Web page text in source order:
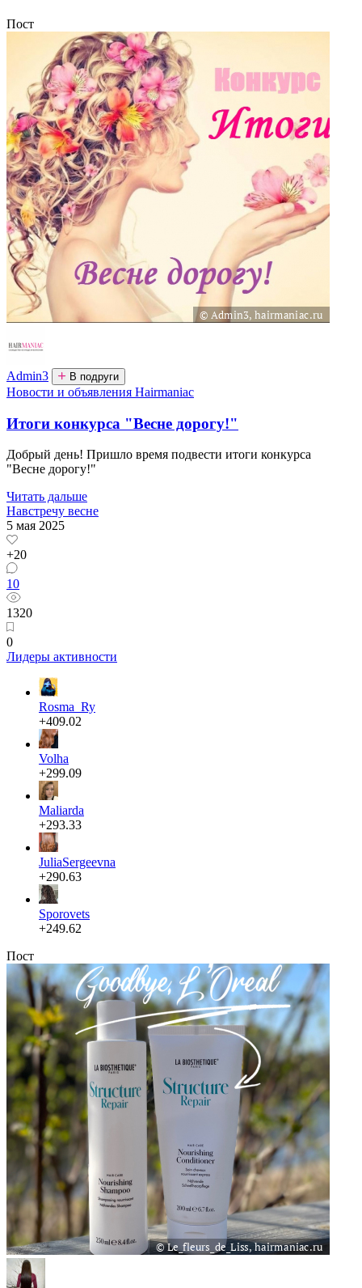
Пост
Admin3 В подруги
Новости и объявления Hairmaniac
Итоги конкурса "Весне дорогу!"
Добрый день! Пришло время подвести итоги конкурса
"Весне дорогу!"
Читать дальше
Навстречу весне
5 мая 2025
+20
10
1320
0
Лидеры активности
Rosma_Ry
+409.02
Volha
+299.09
Maliarda
+293.33
JuliaSergeevna
+290.63
Sporovets
+249.62
Пост